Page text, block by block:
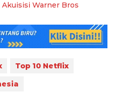
Warner Bros
Top 10 Netflix